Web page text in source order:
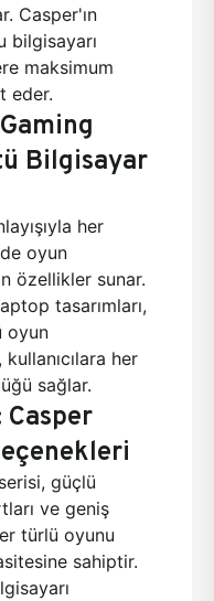
Casper'ın
bilgisayarı
maksimum
eder.
Bilgisayar
her
oyun
özellikler sunar.
tasarımları,
oyun
her
sağlar.
serisi, güçlü
ve geniş
türlü oyunu
sahiptir.